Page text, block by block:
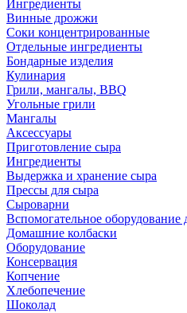
Ингредиенты
Винные дрожжи
Соки концентрированные
Отдельные ингредиенты
Бондарные изделия
Кулинария
Грили, мангалы, BBQ
Угольные грили
Мангалы
Аксессуары
Приготовление сыра
Ингредиенты
Выдержка и хранение сыра
Прессы для сыра
Сыроварни
Вспомогательное оборудование
Домашние колбаски
Оборудование
Консервация
Копчение
Хлебопечение
Шоколад